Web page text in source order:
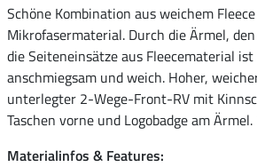
Schöne Kombination aus weichem
Mikrofasermaterial. Durch die Ärmel,
die Seiteneinsätze aus Fleecematerial ist
anschmiegsam und weich. Hoher,
unterlegter 2-Wege-Front-RV mit
Taschen vorne und Logobadge am
Materialinfos & Features: